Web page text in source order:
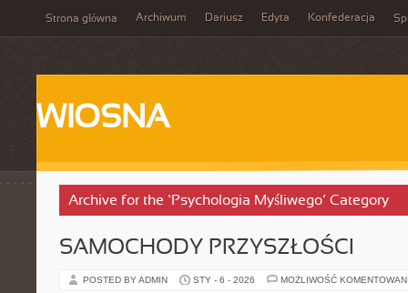
Strona główna Archiwum Dariusz Edyta Konfederacja
WIOSNA
Archive for the ‘Psychologia Myśliwego’ Category
SAMOCHODY PRZYSZŁOŚCI
POSTED BY ADMIN STY - 6 - 2026 MOŻLIWOŚĆ